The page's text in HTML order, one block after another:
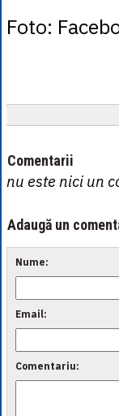
Foto:
Comentarii
nu este nici un
Adaugă un
Nume:
Email:
Comentariu: